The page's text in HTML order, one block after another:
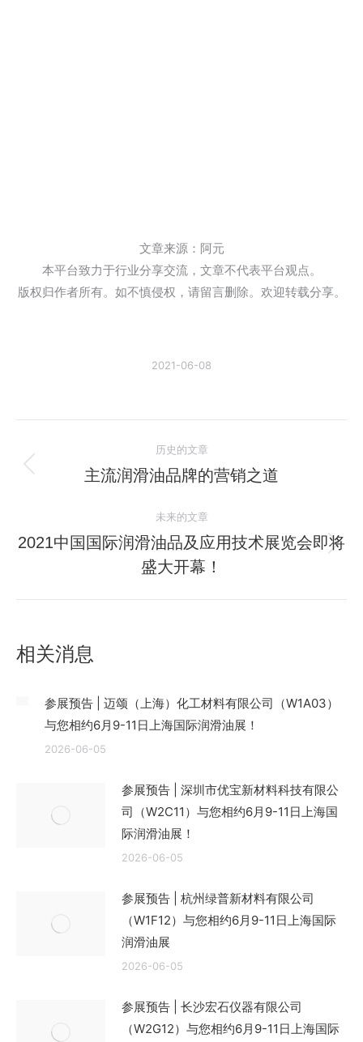
文章来源：阿元
本平台致力于行业分享交流，文章不代表平台观点。
版权归作者所有。如不慎侵权，请留言删除。欢迎转载分享。
2021-06-08
章
航
历史的文章
历
的
文
章：
主流润滑油品牌的营销之道
未来的文章
未
来
的
2021中国国际润滑油品及应用技术展览会即将
盛大开幕！
相关消息
参展预告 | 迈颂（上海）化工材料有限公司（W1A03）
与您相约6月9-11日上海国际润滑油展！
2026-06-05
参展预告 | 深圳市优宝新材料科技有限公
司（W2C11）与您相约6月9-11日上海国
际润滑油展！
2026-06-05
参展预告 | 杭州绿普新材料有限公司
（W1F12）与您相约6月9-11日上海国际
润滑油展
2026-06-05
参展预告 | 长沙宏石仪器有限公司
（W2G12）与您相约6月9-11日上海国际